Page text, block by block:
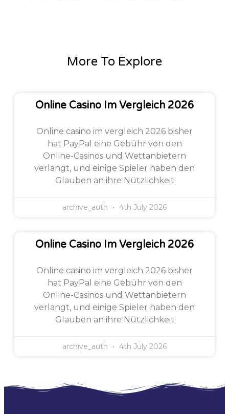
More To Explore
Online Casino Im Vergleich 2026
Online casino im vergleich 2026 bisher
hat PayPal eine Gebühr von den
Online-Casinos und Wettanbietern
verlangt, und einige Spieler haben den
Glauben an ihre Nützlichkeit
archive_auth 4th July 2026
Online Casino Im Vergleich 2026
Online casino im vergleich 2026 bisher
hat PayPal eine Gebühr von den
Online-Casinos und Wettanbietern
verlangt, und einige Spieler haben den
Glauben an ihre Nützlichkeit
archive_auth 4th July 2026